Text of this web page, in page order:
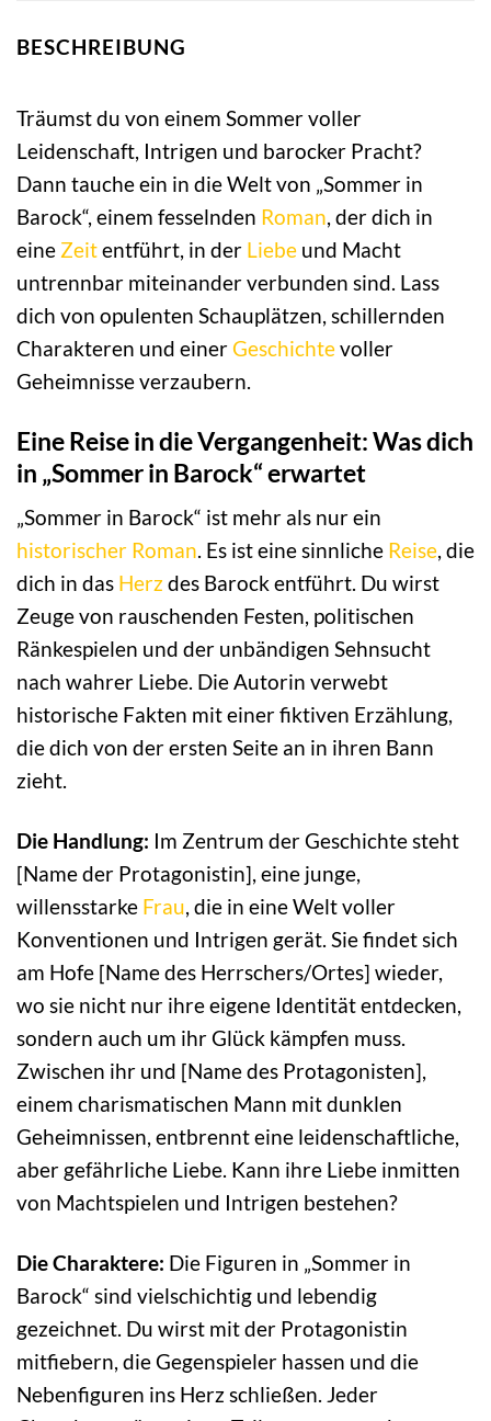
BESCHREIBUNG
Träumst du von einem Sommer voller
Leidenschaft, Intrigen und barocker Pracht?
Dann tauche ein in die Welt von „Sommer in
Barock“, einem fesselnden Roman , der dich in
eine Zeitentführt, in der Liebe und Macht
untrennbar miteinander verbunden sind. Lass
dich von opulenten Schauplätzen, schillernden
Charakteren und einerGeschichtevoller
Geheimnisse verzaubern.
Eine Reise in die Vergangenheit: Was dich
in „Sommer in Barock“ erwartet
„Sommer in Barock“ ist mehr als nur ein
historischer Roman. Es ist eine sinnliche Reise, die
dich in das Herzdes Barock entführt. Du wirst
Zeuge von rauschenden Festen, politischen
Ränkespielen und der unbändigen Sehnsucht
nach wahrer Liebe. Die Autorin verwebt
historische Fakten mit einer fiktiven Erzählung,
die dich von der ersten Seite an in ihren Bann
zieht.
Die Handlung: Im Zentrum der Geschichte steht
[Name der Protagonistin], eine junge,
willensstarke Frau, die in eine Welt voller
Konventionen und Intrigen gerät. Sie findet sich
am Hofe [Name des Herrschers/Ortes] wieder,
wo sie nicht nur ihre eigene Identität entdecken,
sondern auch um ihr Glück kämpfen muss.
Zwischen ihr und [Name des Protagonisten],
einem charismatischen Mann mit dunklen
Geheimnissen, entbrennt eine leidenschaftliche,
aber gefährliche Liebe. Kann ihre Liebe inmitten
von Machtspielen und Intrigen bestehen?
Die Charaktere: Die Figuren in „Sommer in
Barock“ sind vielschichtig und lebendig
gezeichnet. Du wirst mit der Protagonistin
mitfiebern, die Gegenspieler hassen und die
Nebenfiguren ins Herz schließen. Jeder